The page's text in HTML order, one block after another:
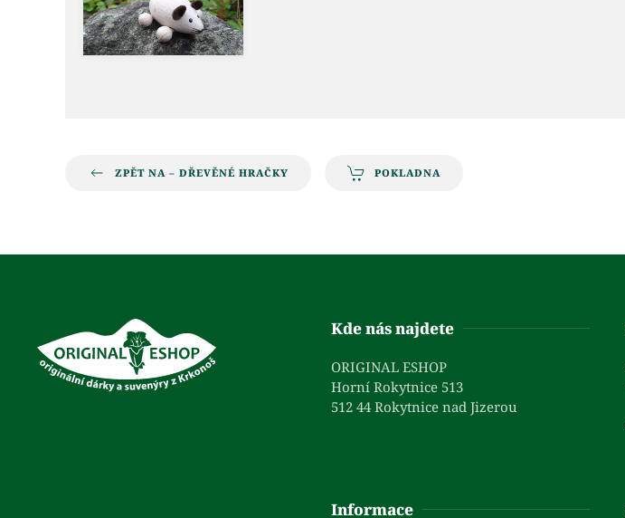
ZPĚT NA – DŘEVĚNÉ HRAČKY POKLADNA
Kde nás najdete
ORIGINAL ESHOP
Horní Rokytnice 513
512 44 Rokytnice nad Jizerou
Informace